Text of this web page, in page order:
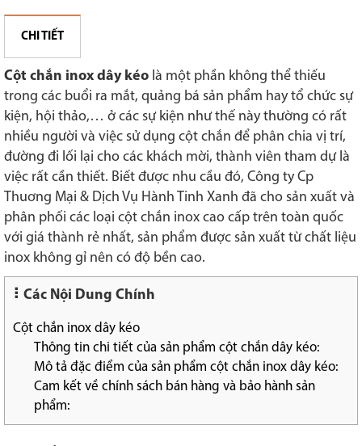
CHI TIẾT
Cột chắn inox dây kéo là một phần không thể thiếu
trong các buổi ra mắt, quảng bá sản phẩm hay tổ chức sự
kiện, hội thảo,… ở các sự kiện như thế này thường có rất
nhiều người và việc sử dụng cột chắn để phân chia vị trí,
đường đi lối lại cho các khách mời, thành viên tham dự là
việc rất cần thiết. Biết được nhu cầu đó, Công ty Cp
Thuơng Mại & Dịch Vụ Hành Tinh Xanh đã cho sản xuất và
phân phối các loại cột chắn inox cao cấp trên toàn quốc
với giá thành rẻ nhất, sản phẩm được sản xuất từ chất liệu
inox không gỉ nên có độ bền cao.
Các Nội Dung Chính
Cột chắn inox dây kéo
Thông tin chi tiết của sản phẩm cột chắn dây kéo:
Mô tả đặc điểm của sản phẩm cột chắn inox dây kéo:
Cam kết về chính sách bán hàng và bảo hành sản
phẩm: